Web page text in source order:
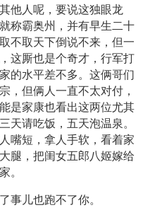
人呢，要说这独眼龙
称霸奥州，并有早生二十
不取天下倒说不来，但一
这厮也是个奇才，行军打
的水平差不多。这俩哥们
，但俩人一直不太对付，
是家康也看出这两位尤其
天请吃饭，五天泡温泉。
嘴短，拿人手软，看着家
腿，把闺女五郎八姬嫁给
。
儿也跑不了你。